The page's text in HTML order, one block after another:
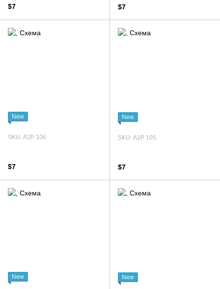
$7 $7
New
SKU: А2Р 106
$7
New
SKU: А2Р 105
$7
New New